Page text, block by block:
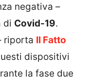
negativa –
di Covid-19.
riporta Il Fatto
dispositivi
la fase due